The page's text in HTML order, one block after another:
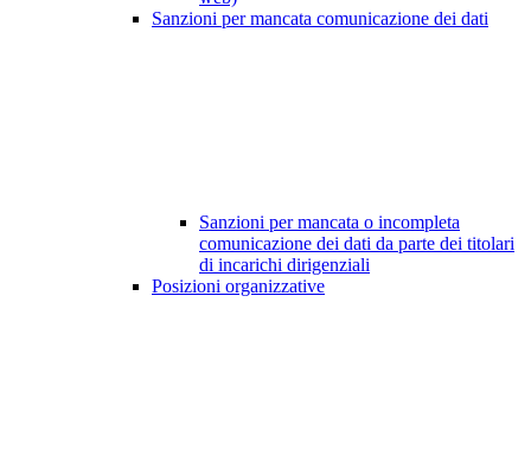
Sanzioni per mancata comunicazione dei dati
Sanzioni per mancata o incompleta
comunicazione dei dati da parte dei titolari
di incarichi dirigenziali
Posizioni organizzative